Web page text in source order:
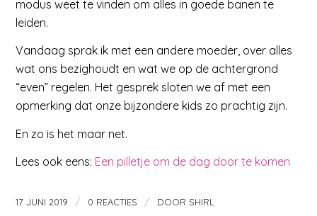
modus weet te vinden om alles in goede banen te
leiden.
Vandaag sprak ik met een andere moeder, over alles
wat ons bezighoudt en wat we op de achtergrond
“even” regelen. Het gesprek sloten we af met een
opmerking dat onze bijzondere kids zo prachtig zijn.
En zo is het maar net.
Lees ook eens: Een pilletje om de dag door te komen
17 JUNI 2019 / 0 REACTIES / DOORSHIRL